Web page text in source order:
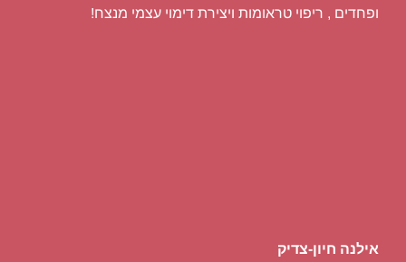
ופחדים , ריפוי טראומות ויצירת דימוי עצמי מנצח!
אילנה חיון-צדיק